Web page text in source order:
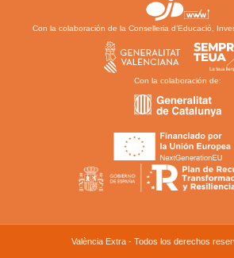
Con la colaboración de la Conselleria d’Educació,
Con la colaboración de:
València Extra - Todos los derechos